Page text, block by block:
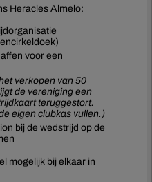
Heracles Almelo:
voor een
verkopen van 50
de vereniging een
teruggestort.
eigen clubkas vullen.)
bij de wedstrijd op de
mogelijk bij elkaar in